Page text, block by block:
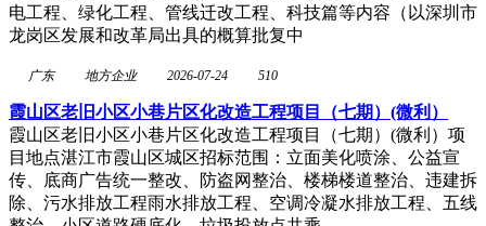
电工程、绿化工程、管线迁改工程、科技篇等内容（以深圳市
龙岗区发展和改革局出具的概算批复中
广东 地方企业 2026-07-24 510
霞山区老旧小区小巷片区化改造工程项目（七期）(微利）
霞山区老旧小区小巷片区化改造工程项目（七期）(微利）项
目地点湛江市霞山区城区招标范围：立面美化喷涂、公益宣
传、底商广告统一整改、防盗网整治、楼梯楼道整治、违建拆
除、污水排放工程雨水排放工程、空调冷凝水排放工程、五线